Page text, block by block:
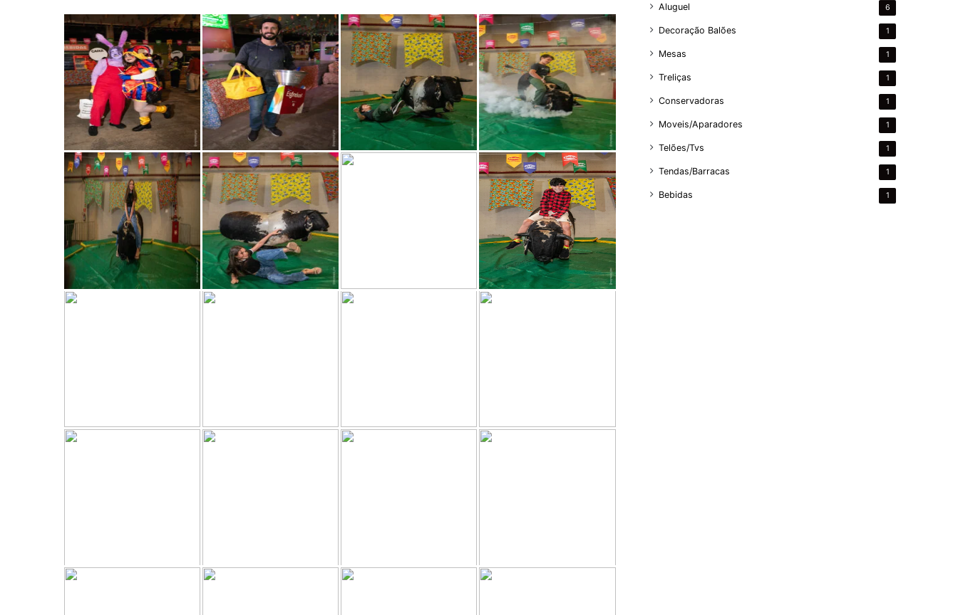
Aluguel 6
Decoração Balões 1
Mesas 1
Treliças 1
Conservadoras 1
Moveis/Aparadores 1
Telões/Tvs 1
Tendas/Barracas 1
Bebidas 1